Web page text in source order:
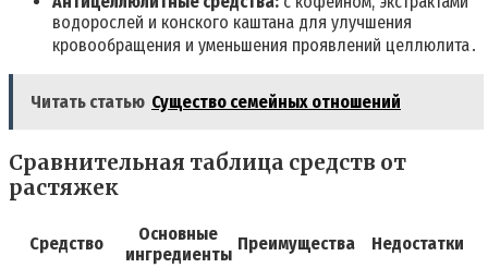
водорослей и конского каштана для улучшения
кровообращения и уменьшения проявлений целлюлита․
Читать статью Существо семейных отношений
Сравнительная таблица средств от
растяжек
Средство
Основные
ингредиенты
Преимущества Недостатки